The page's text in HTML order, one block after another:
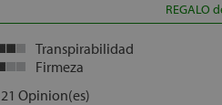
REGALO
Transpirabilidad
Firmeza
21 Opinion(es)